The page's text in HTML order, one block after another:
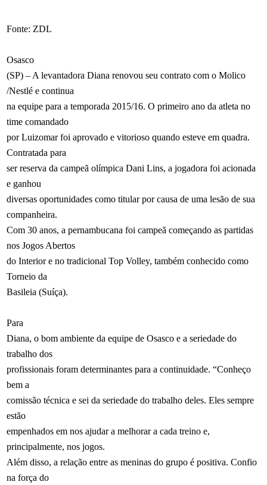
Fonte: ZDL
Osasco
(SP) – A levantadora Diana renovou seu contrato com o Molico
/Nestlé e continua
na equipe para a temporada 2015/16. O primeiro ano da atleta no
time comandado
por Luizomar foi aprovado e vitorioso quando esteve em quadra.
Contratada para
ser reserva da campeã olímpica Dani Lins, a jogadora foi acionada
e ganhou
diversas oportunidades como titular por causa de uma lesão de sua
companheira.
Com 30 anos, a pernambucana foi campeã começando as partidas
nos Jogos Abertos
do Interior e no tradicional Top Volley, também conhecido como
Torneio da
Basileia (Suíça).
Para
Diana, o bom ambiente da equipe de Osasco e a seriedade do
trabalho dos
profissionais foram determinantes para a continuidade. “Conheço
bem a
comissão técnica e sei da seriedade do trabalho deles. Eles sempre
estão
empenhados em nos ajudar a melhorar a cada treino e,
principalmente, nos jogos.
Além disso, a relação entre as meninas do grupo é positiva. Confio
na força do